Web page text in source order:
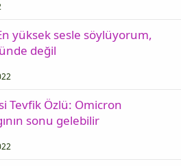
yüksek sesle söylüyorum,
değil
Tevfik Özlü: Omicron
sonu gelebilir